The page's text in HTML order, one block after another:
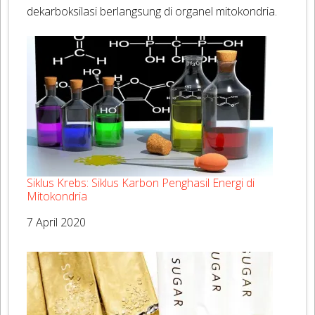
dekarboksilasi berlangsung di organel mitokondria.
Siklus Krebs: Siklus Karbon Penghasil Energi di
Mitokondria
Tanggal
7 April 2020